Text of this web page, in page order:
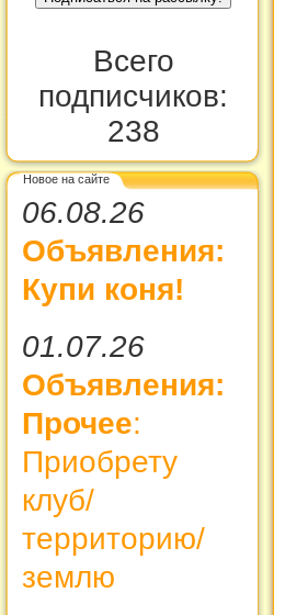
Всего
подписчиков:
238
Новое на сайте
06.08.26
Объявления:
Купи коня!
01.07.26
Объявления:
Прочее:
Приобрету
клуб/
территорию/
землю